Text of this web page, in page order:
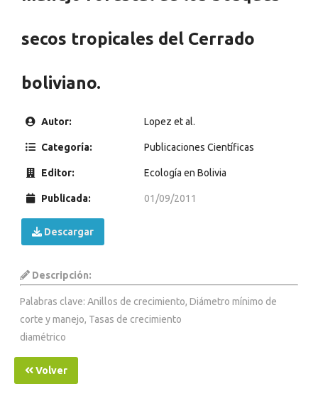
secos tropicales del Cerrado
boliviano.
Autor: Lopez et al.
Categoría: Publicaciones Científicas
Editor: Ecología en Bolivia
Publicada: 01/09/2011
Descargar
Descripción:
Palabras clave: Anillos de crecimiento, Diámetro mínimo de
corte y manejo, Tasas de crecimiento
diamétrico
Volver